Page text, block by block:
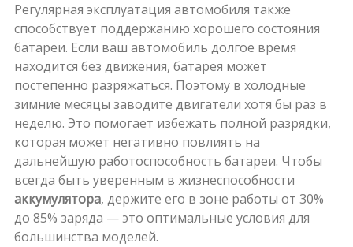
Регулярная эксплуатация автомобиля также
способствует поддержанию хорошего состояния
батареи. Если ваш автомобиль долгое время
находится без движения, батарея может
постепенно разряжаться. Поэтому в холодные
зимние месяцы заводите двигатели хотя бы раз в
неделю. Это помогает избежать полной разрядки,
которая может негативно повлиять на
дальнейшую работоспособность батареи. Чтобы
всегда быть уверенным в жизнеспособности
аккумулятора, держите его в зоне работы от 30%
до 85% заряда — это оптимальные условия для
большинства моделей.